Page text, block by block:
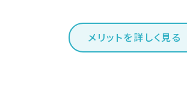
メリットを詳しく見る